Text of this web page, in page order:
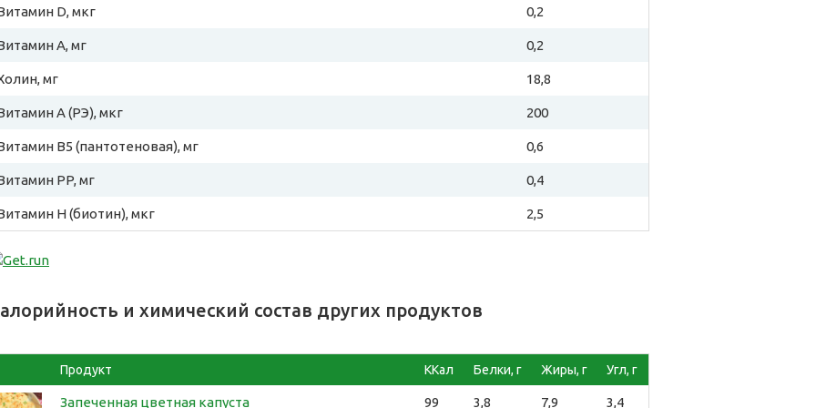
D, мкг 0,2
A, мг 0,2
мг 18,8
A (РЭ), мкг 200
B5 (пантотеновая), мг 0,6
PP, мг 0,4
H (биотин), мкг 2,5
и химический состав других продуктов
Продукт ККал Белки, г Жиры, г Угл, г
Запеченная цветная капуста 99 3,8 7,9 3,4